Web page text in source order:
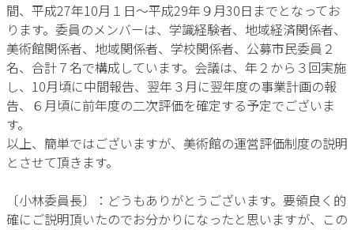
間、平成27年10月１日～平成29年９月30日までとなってお
ります。委員のメンバーは、学識経験者、地域経済関係者、
美術館関係者、地域関係者、学校関係者、公募市民委員２
名、合計７名で構成しています。会議は、年２から３回実施
し、10月頃に中間報告、翌年３月に翌年度の事業計画の報
告、６月頃に前年度の二次評価を確定する予定でございま
す。
以上、簡単ではございますが、美術館の運営評価制度の説明
とさせて頂きます。
〔小林委員長〕：どうもありがとうございます。要領良く的
確にご説明頂いたのでお分かりになったと思いますが、この